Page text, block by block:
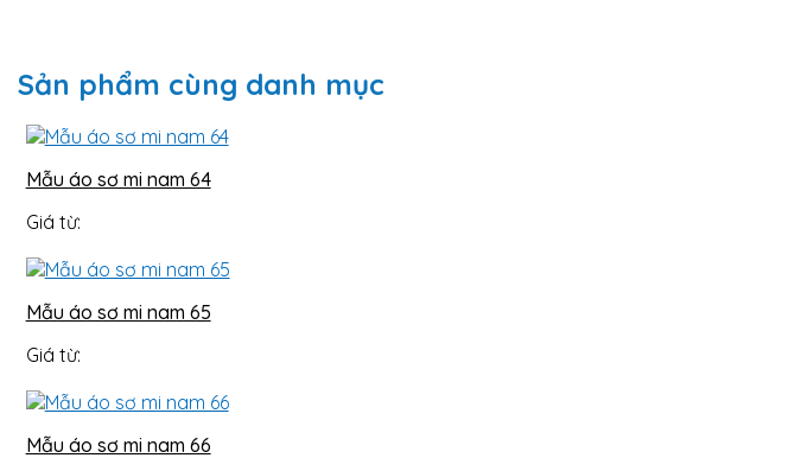
Sản phẩm cùng danh mục
Mẫu áo sơ mi nam 64
Giá từ:
Mẫu áo sơ mi nam 65
Giá từ:
Mẫu áo sơ mi nam 66